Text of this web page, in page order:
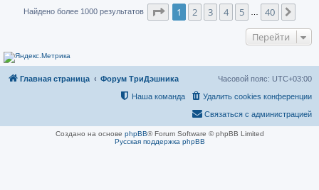
н
о
и
Найдено более 1000 результатов Страница1 из
1 2 3 4 5 40
Перейти
Главная страница Форум ТриДэшника Часовой пояс: UTC+03:00
Удалить cookies конференции
Наша команда
Связаться с администрацией
Создано на основе phpBB® Forum Software © phpBB Limited
Русская поддержка phpBB